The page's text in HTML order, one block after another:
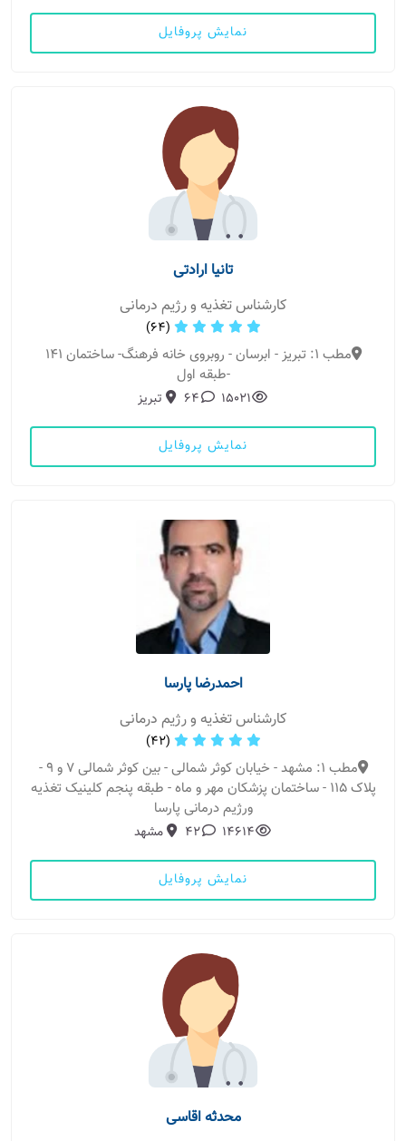
نمایش پروفایل
تانیا ارادتی
کارشناس تغذیه و رژیم درمانی
(64)
مطب 1: تبریز - ابرسان - روبروی خانه فرهنگ- ساختمان 141
-طبقه اول
15021
64 تبریز
نمایش پروفایل
احمدرضا پارسا
کارشناس تغذیه و رژیم درمانی
(42)
مطب 1: مشهد - خیابان کوثر شمالی - بین کوثر شمالی 7 و 9 -
پلاک 115 - ساختمان پزشکان مهر و ماه - طبقه پنجم کلینیک تغذیه
ورژیم درمانی پارسا
14614
42 مشهد
نمایش پروفایل
محدثه اقاسی